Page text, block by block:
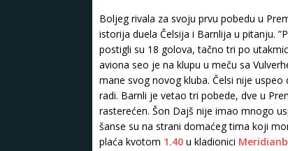
Boljeg rivala za svoju prvu pobedu u
istorija duela Čelsija i Barnlija u pitanju.
postigli su 18 golova, tačno tri po
aviona seo je na klupu u meču sa
mane svog novog kluba. Čelsi nije
radi. Barnli je vetao tri pobede, dve u
rasterećen. Šon Dajš nije imao mnogo
šanse su na strani domaćeg tima koji
plaća kvotom 1.40 u kladionici